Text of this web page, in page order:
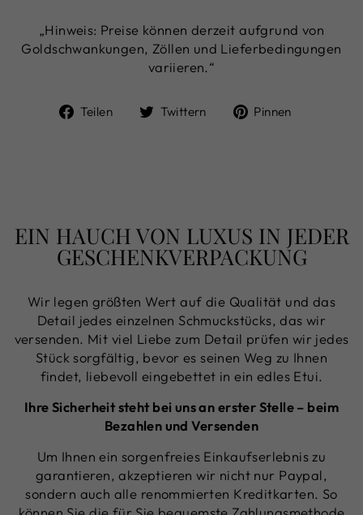
„Hinweis: Preise können derzeit aufgrund von
Goldschwankungen, Zöllen und Lieferbedingungen
variieren.“
Teilen
Auf
Twittern
Auf
Pinnen
EIN HAUCH VON LUXUS IN JEDER
GESCHENKVERPACKUNG
Wir legen größten Wert auf die Qualität und das
Detail jedes einzelnen Schmuckstücks, das wir
versenden. Mit viel Liebe zum Detail prüfen wir jedes
Stück sorgfältig, bevor es seinen Weg zu Ihnen
findet, liebevoll eingebettet in ein edles Etui.
Ihre Sicherheit steht bei uns an erster Stelle – beim
Bezahlen und Versenden
Um Ihnen ein sorgenfreies Einkaufserlebnis zu
garantieren, akzeptieren wir nicht nur Paypal,
sondern auch alle renommierten Kreditkarten. So